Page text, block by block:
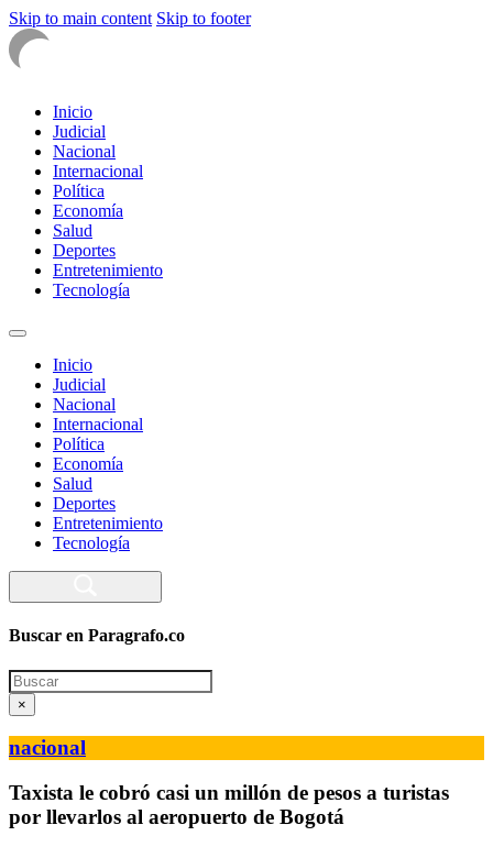
Skip to main content Skip to footer
Inicio
Judicial
Nacional
Internacional
Política
Economía
Salud
Deportes
Entretenimiento
Tecnología
Inicio
Judicial
Nacional
Internacional
Política
Economía
Salud
Deportes
Entretenimiento
Tecnología
Buscar en Paragrafo.co
Search
×
nacional
Taxista le cobró casi un millón de pesos a turistas
por llevarlos al aeropuerto de Bogotá